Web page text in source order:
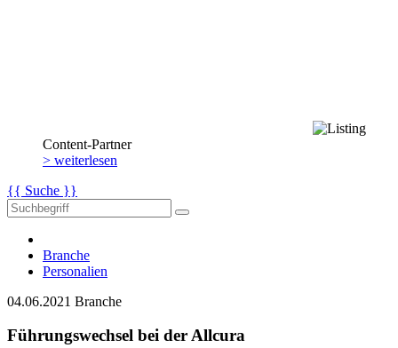
Content-Partner
> weiterlesen
{{ Suche }}
Branche
Personalien
04.06.2021 Branche
Führungswechsel bei der Allcura